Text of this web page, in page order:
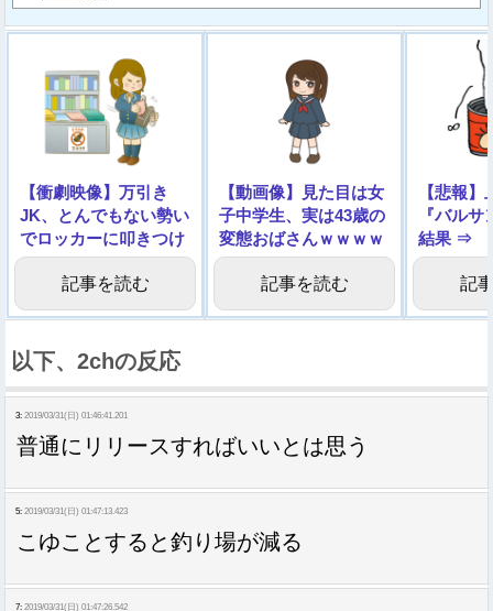
【衝劇映像】万引き
JK、とんでもない勢い
でロッカーに叩きつけ
られる →動画
記事を読む
【動画像】見た目は女
子中学生、実は43歳の
変態おばさんｗｗｗｗ
ｗｗｗｗ
記事を読む
【悲報
『バル
結果 ⇒
記
以下、2chの反応
3: 2019/03/31(日) 01:46:41.201
普通にリリースすればいいとは思う
5: 2019/03/31(日) 01:47:13.423
こゆことすると釣り場が減る
7: 2019/03/31(日) 01:47:26.542